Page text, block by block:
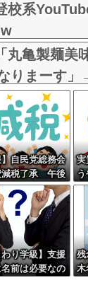
校系
丸亀製麺
りまーす
？？？
自民党総務会
減税了承 午後
決定 ついに消
実
う
価
わり学級】支援
前は必要なの
木